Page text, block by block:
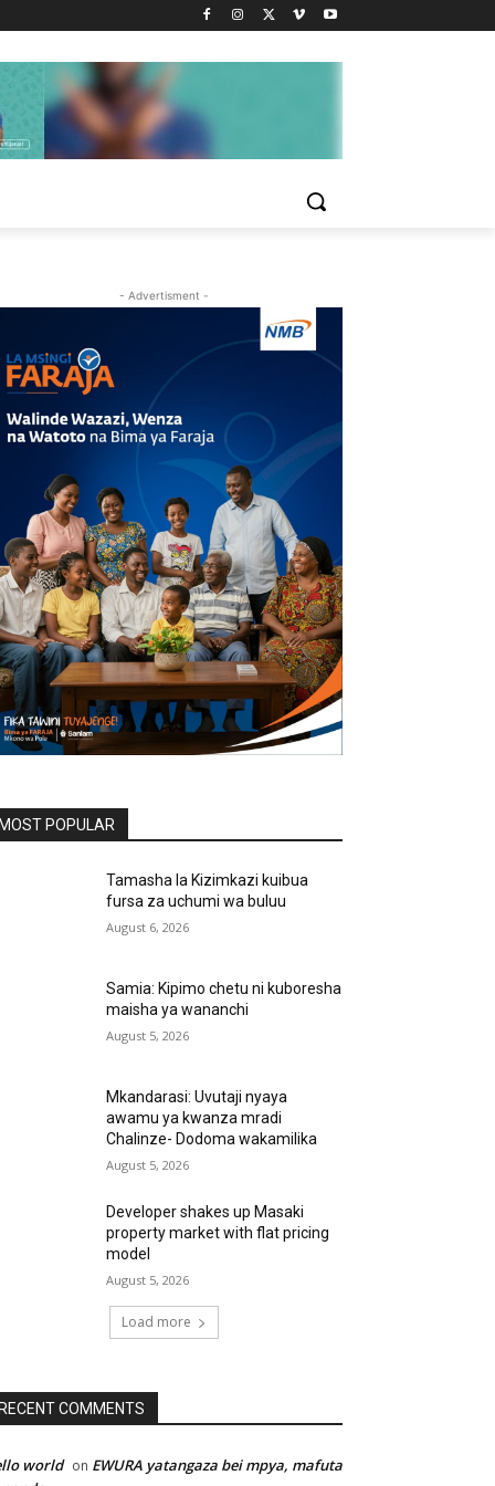
- Advertisment -
MOST POPULAR
Tamasha la Kizimkazi kuibua
fursa za uchumi wa buluu
August 6, 2026
Samia: Kipimo chetu ni kuboresha
maisha ya wananchi
August 5, 2026
Mkandarasi: Uvutaji nyaya
awamu ya kwanza mradi
Chalinze- Dodoma wakamilika
August 5, 2026
Developer shakes up Masaki
property market with flat pricing
model
August 5, 2026
Load more
RECENT COMMENTS
world on EWURA yatangaza bei mpya, mafuta